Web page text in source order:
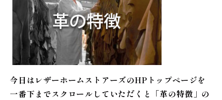
今日はレザーホームストアーズのHPトップページを
一番下までスクロールしていただくと「革の特徴」の